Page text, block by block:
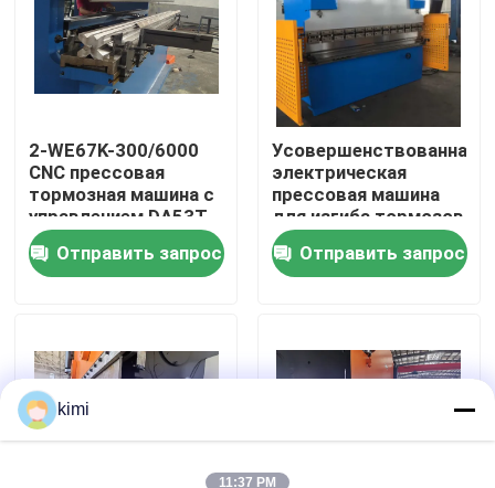
Экскурсия по заводу
Свяжитесь с нами
Новости
Запросить расценки
тормоз гидровлического давления cnc
2-WE67K-300/6000
CNC прессовая
тормозная машина с
управлением DA53T
Отправить запрос
Усовершенствованная
электрическая
прессовая машина
для изгиба тормозов
с цифровым
управлением 3260
мм х 1500 мм
Отправить запрос
kimi
11:37 PM